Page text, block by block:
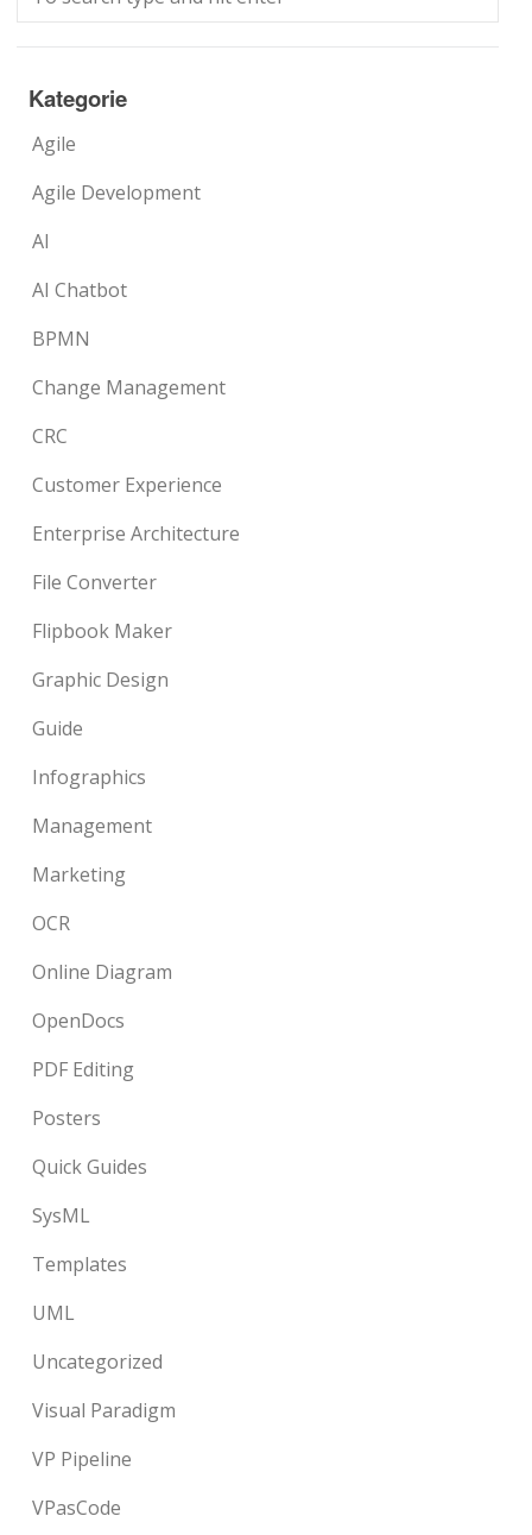
Kategorie
Agile
Agile Development
AI
AI Chatbot
BPMN
Change Management
CRC
Customer Experience
Enterprise Architecture
File Converter
Flipbook Maker
Graphic Design
Guide
Infographics
Management
Marketing
OCR
Online Diagram
OpenDocs
PDF Editing
Posters
Quick Guides
SysML
Templates
UML
Uncategorized
Visual Paradigm
VP Pipeline
VPasCode